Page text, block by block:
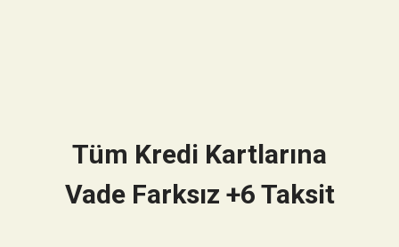
Tüm Kredi Kartlarına
Vade Farksız +6 Taksit